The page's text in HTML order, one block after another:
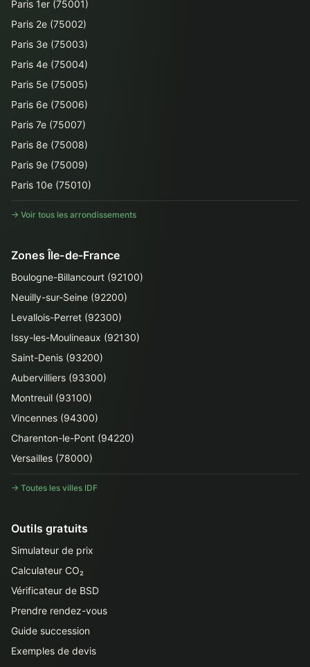
Paris 1er (75001)
Paris 2e (75002)
Paris 3e (75003)
Paris 4e (75004)
Paris 5e (75005)
Paris 6e (75006)
Paris 7e (75007)
Paris 8e (75008)
Paris 9e (75009)
Paris 10e (75010)
→ Voir tous les arrondissements
Zones Île-de-France
Boulogne-Billancourt (92100)
Neuilly-sur-Seine (92200)
Levallois-Perret (92300)
Issy-les-Moulineaux (92130)
Saint-Denis (93200)
Aubervilliers (93300)
Montreuil (93100)
Vincennes (94300)
Charenton-le-Pont (94220)
Versailles (78000)
→ Toutes les villes IDF
Outils gratuits
Simulateur de prix
Calculateur CO₂
Vérificateur de BSD
Prendre rendez-vous
Guide succession
Exemples de devis